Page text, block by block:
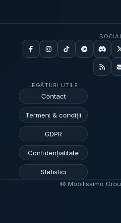
LEGĂTURI UTILE
Contact
Termeni & condiții
GDPR
Confidențialitate
Statistici
© Mobilissimo